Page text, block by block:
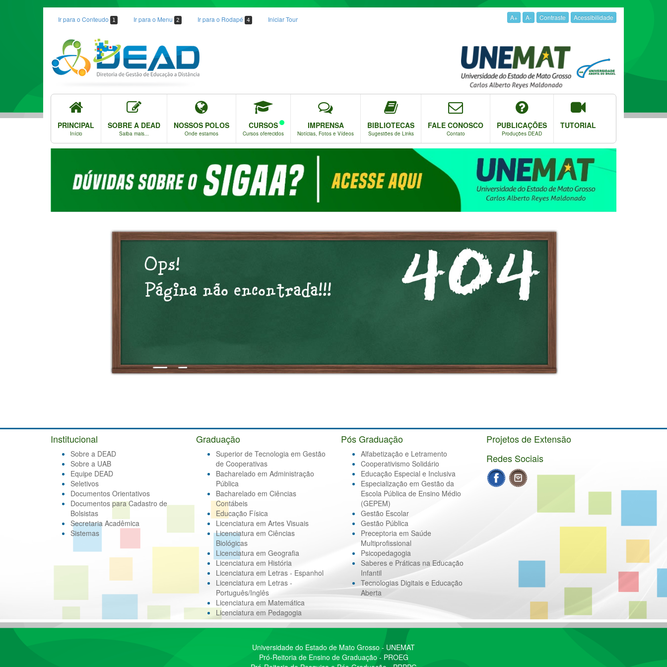
Ir para o Conteudo 1 Ir para o Menu 2 Ir para o Rodapé 4 Iniciar Tour A+ A- Contraste Acessibilidade
PRINCIPAL
Início
SOBRE A DEAD
Saiba mais...
NOSSOS POLOS
Onde estamos
CURSOS
Cursos oferecidos
IMPRENSA
Notícias, Fotos e Vídeos
BIBLIOTECAS
Sugestões de Links
FALE CONOSCO
Contato
PUBLICAÇÕES
Produções DEAD
TUTORIAL
Institucional
Sobre a DEAD
Sobre a UAB
Equipe DEAD
Seletivos
Documentos Orientativos
Documentos para Cadastro de
Bolsistas
Secretaria Acadêmica
Sistemas
Graduação
Superior de Tecnologia em Gestão
de Cooperativas
Bacharelado em Administração
Pública
Bacharelado em Ciências
Contábeis
Educação Física
Licenciatura em Artes Visuais
Licenciatura em Ciências
Biológicas
Licenciatura em Geografia
Licenciatura em História
Licenciatura em Letras - Espanhol
Licenciatura em Letras -
Português/Inglês
Licenciatura em Matemática
Licenciatura em Pedagogia
Pós Graduação
Alfabetização e Letramento
Cooperativismo Solidário
Educação Especial e Inclusiva
Especialização em Gestão da
Escola Pública de Ensino Médio
(GEPEM)
Gestão Escolar
Gestão Pública
Preceptoria em Saúde
Multiprofissional
Psicopedagogia
Saberes e Práticas na Educação
Infantil
Tecnologias Digitais e Educação
Aberta
Projetos de Extensão
Redes Sociais
Universidade do Estado de Mato Grosso - UNEMAT
Pró-Reitoria de Ensino de Graduação - PROEG